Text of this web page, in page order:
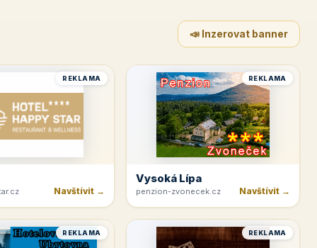
📣 Inzerovat banner
REKLAMA
Navštívit →
REKLAMA
Vysoká Lípa
penzion-zvonecek.cz Navštívit →
REKLAMA REKLAMA